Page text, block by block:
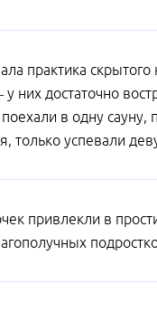
практика
у них достаточно
в одну
только успевали
привлекли в